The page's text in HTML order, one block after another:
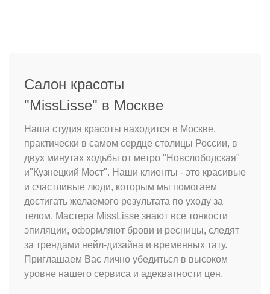
Салон красоты
"MissLisse" в Москве
Наша студия красоты находится в Москве,
практически в самом сердце столицы России, в
двух минутах ходьбы от метро "Новслободская"
и"Кузнецкий Мост". Наши клиенты - это красивые
и счастливые люди, которым мы помогаем
достигать желаемого результата по уходу за
телом. Мастера MissLisse знают все тонкости
эпиляции, оформляют брови и ресницы, следят
за трендами нейл-дизайна и временных тату.
Приглашаем Вас лично убедиться в высоком
уровне нашего сервиса и адекватности цен.